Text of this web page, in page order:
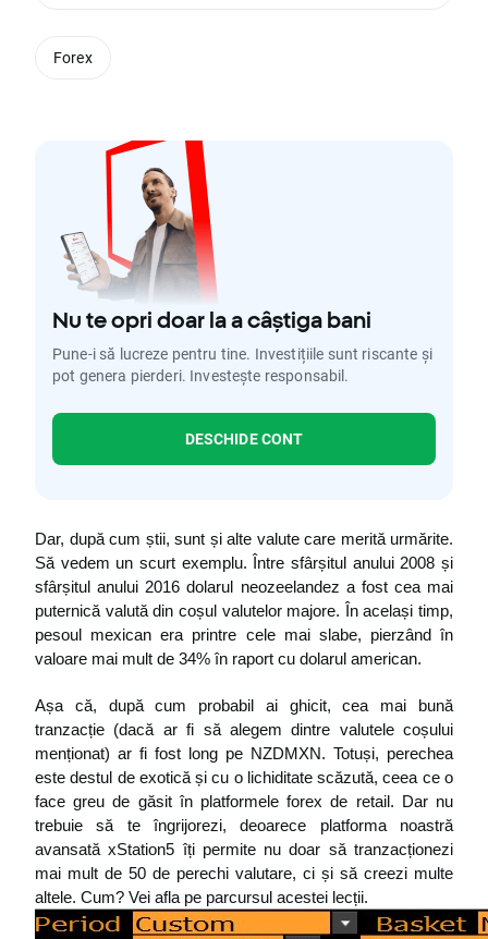
Nu te opri doar la a câștiga bani
Pune-i să lucreze pentru tine. Investițiile sunt riscante și
pot genera pierderi. Investește responsabil.
DESCHIDE CONT
Dar, după cum știi, sunt și alte valute care merită urmărite.
Să vedem un scurt exemplu. Între sfârșitul anului 2008 și
sfârșitul anului 2016 dolarul neozeelandez a fost cea mai
puternică valută din coșul valutelor majore. În același timp,
pesoul mexican era printre cele mai slabe, pierzând în
valoare mai mult de 34% în raport cu dolarul american.
Așa că, după cum probabil ai ghicit, cea mai bună
tranzacție (dacă ar fi să alegem dintre valutele coșului
menționat) ar fi fost long pe NZDMXN. Totuși, perechea
este destul de exotică și cu o lichiditate scăzută, ceea ce o
face greu de găsit în platformele forex de retail. Dar nu
trebuie să te îngrijorezi, deoarece platforma noastră
avansată xStation5 îți permite nu doar să tranzacționezi
mai mult de 50 de perechi valutare, ci și să creezi multe
altele. Cum? Vei afla pe parcursul acestei lecții.
Forex